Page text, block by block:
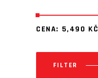
FILTER
CENA: 5,490 KČ